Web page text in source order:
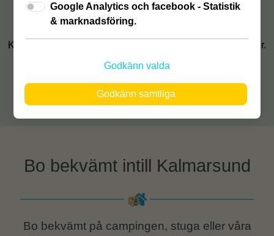
Öppettider v. 33
Dagligen kl. 8-21
Kontakta oss om ni inte hinner komma inom våra öppettider.
Tel:0485 - 357 00
Mail: Info@kcsaxnas.se
Bo bekvämt intill Kalmarsund
Bo bekvämt på campingen, stuga eller våra
Google Analytics och facebook - Statistik
& marknadsföring.
Godkänn valda
Godkänn samtliga